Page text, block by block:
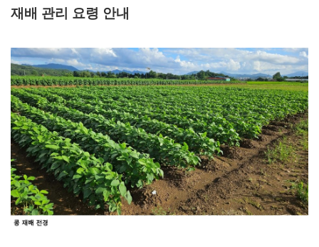
재배 관리 요령 안내